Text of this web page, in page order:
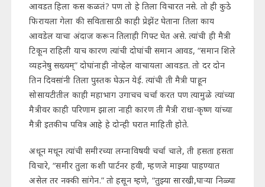
आवडत हिला कस कळतं? पण तो हे तिला विचारत नसे. तो ही कुठे
फिरायला गेला की सवितासाठी काही प्रेझेंट घेताना तिला काय
आवडेल याचा अंदाज करून तिलाही गिफ्ट घेत असे. त्यांची ही मैत्री
टिकून राहिली याच कारण त्यांची दोघांची समान आवड, “समान शिले
व्यहनेषु सख्यम्” दोघांनाही नोव्हेल वाचायला आवडत. तो दर दोन
तिन दिवसांनी तिला पुस्तक घेऊन येई. त्यांची ती मैत्री पाहून
सोसायटीतील काही महाभाग उगाचच चर्चा करत पण त्यामुळे त्यांच्या
मैत्रीवर काही परिणाम झाला नाही कारण ती मैत्री राधा-कृष्ण यांच्या
मैत्री इतकीच पवित्र आहे हे दोन्ही घरात माहिती होते.
अधून मधून त्यांची समीरच्या लग्नाविषयी चर्चा चाले, ती हसता हसता
विचारे, “समीर तुला कशी पार्टनर हवी, म्हणजे माझ्या पाहण्यात
असेल तर नक्की सांगेन.” तो हसून म्हणे, “तुझ्या सारखी,घाऱ्या निळ्या